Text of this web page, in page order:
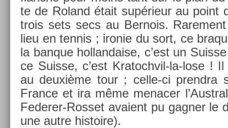
te de Roland était supérieur au point
trois sets secs au Be­rnois.
lieu en ten­nis ; ir­onie du sort, ce
la ban­que hol­landa­ise, c’est un
ce Suis­se, c’est Kratochvil-la-lose !
au deuxième tour ; celle-ci pre­ndra
Fran­ce et ira même menac­er
Federer-Rosset avaient pu gagn­er le
une autre his­toire).